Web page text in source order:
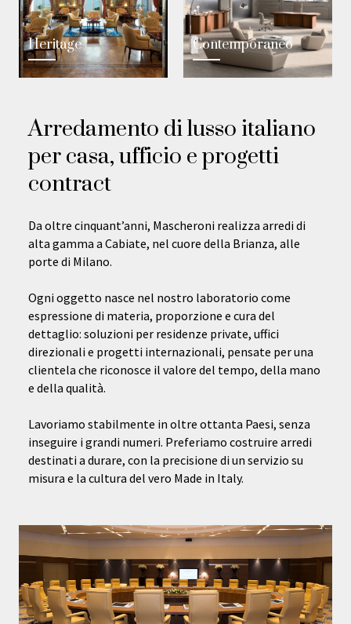
Heritage Contemporaneo
Arredamento di lusso italiano
per casa, ufficio e progetti
contract
Da oltre cinquant’anni, Mascheroni realizza arredi di
alta gamma a Cabiate, nel cuore della Brianza, alle
porte di Milano.
Ogni oggetto nasce nel nostro laboratorio come
espressione di materia, proporzione e cura del
dettaglio: soluzioni per residenze private, uffici
direzionali e progetti internazionali, pensate per una
clientela che riconosce il valore del tempo, della mano
e della qualità.
Lavoriamo stabilmente in oltre ottanta Paesi, senza
inseguire i grandi numeri. Preferiamo costruire arredi
destinati a durare, con la precisione di un servizio su
misura e la cultura del vero Made in Italy.